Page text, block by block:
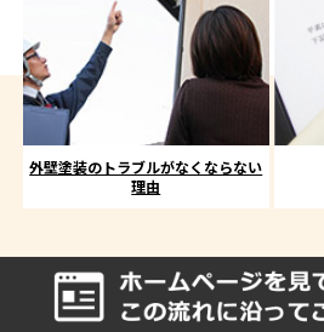
外壁塗装のトラブルがなくならない
理由